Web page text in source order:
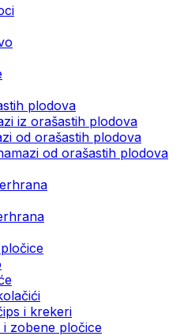
plodova
iz orašastih plodova
od orašastih plodova
od orašastih plodova
i krekeri
i zobene pločice